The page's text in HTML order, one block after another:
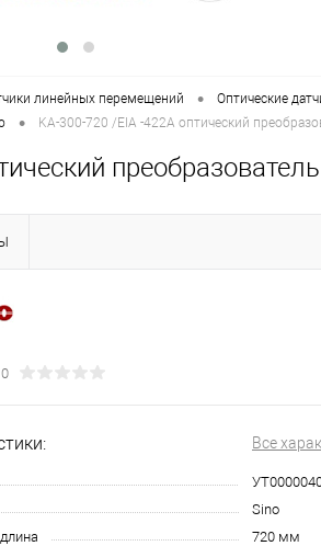
линейных перемещений • Оптические
• KA-300-720 /EIA -422A оптический
Все
Sino
720 мм